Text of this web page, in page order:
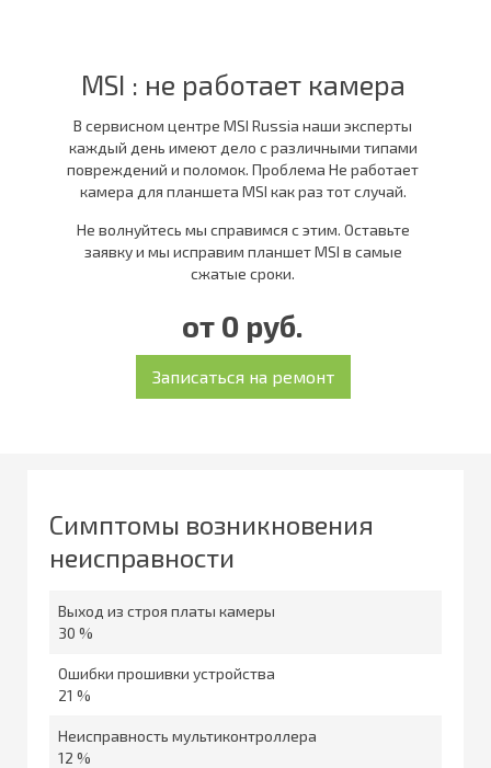
MSI : не работает камера
В сервисном центре MSI Russia наши эксперты
каждый день имеют дело с различными типами
повреждений и поломок. Проблема Не работает
камера для планшета MSI как раз тот случай.
Не волнуйтесь мы справимся с этим. Оставьте
заявку и мы исправим планшет MSI в самые
сжатые сроки.
от 0 руб.
Симптомы возникновения
неисправности
Выход из строя платы камеры
30 %
Ошибки прошивки устройства
21 %
Неисправность мультиконтроллера
12 %